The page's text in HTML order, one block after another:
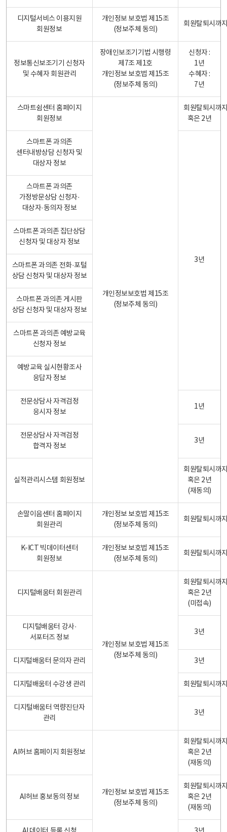
디지털서비스 이용지원
회원정보
개인정보 보호법 제15조
(정보주체 동의)
회원탈퇴시까
정보통신보조기기 신청자
및 수혜자 회원관리
장애인보조기기법 시행령
제7조 제1호
개인정보 보호법 제15조
(정보주체 동의)
신청자 :
1년
수혜자 :
7년
스마트쉼센터 홈페이지
회원정보
개인정보보호법 제15조
(정보주체 동의)
회원탈퇴시까
혹은 2년
스마트폰 과의존
센터내방상담 신청자 및
대상자 정보
3년
스마트폰 과의존
가정방문상담 신청자·
대상자·동의자 정보
스마트폰 과의존 집단상담
신청자 및 대상자 정보
스마트폰 과의존 전화·포털
상담 신청자 및 대상자 정보
스마트폰 과의존 게시판
상담 신청자 및 대상자 정보
스마트폰 과의존 예방교육
신청자 정보
예방교육 실시현황조사
응답자 정보
전문상담사 자격검정
응시자 정보
1년
전문상담사 자격검정
합격자 정보
3년
실적관리시스템 회원정보
회원탈퇴시까
혹은 2년
(재동의)
손말이음센터 홈페이지
회원관리
개인정보 보호법 제15조
(정보주체 동의)
회원탈퇴시까
K-ICT 빅데이터센터
회원정보
개인정보 보호법 제15조
(정보주체 동의)
회원탈퇴시까
디지털배움터 회원관리
개인정보 보호법 제15조
(정보주체 동의)
회원탈퇴시까
혹은 2년
(미접속)
디지털배움터 강사·
서포터즈 정보
3년
디지털배움터 문의자 관리 3년
디지털배움터 수강생 관리 회원탈퇴시까
디지털배움터 역량진단자
관리
3년
AI허브 홈페이지 회원정보
개인정보 보호법 제15조
(정보주체 동의)
회원탈퇴시까
혹은 2년
(재동의)
AI허브 홍보동의 정보
회원탈퇴시까
혹은 2년
(재동의)